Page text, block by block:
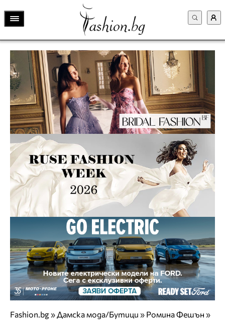
Fashion.bg»Дамска мода/Бутици » Ромина Фешън »